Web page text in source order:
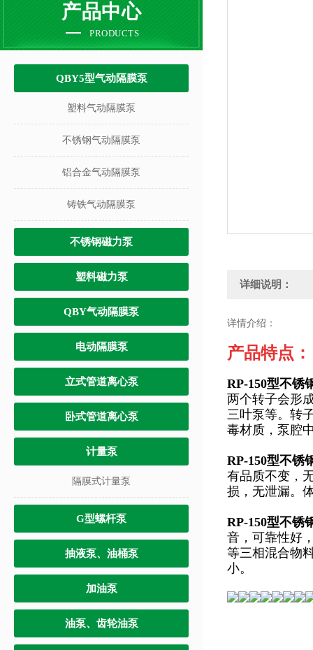
产品中心
PRODUCTS
QBY5型气动隔膜泵
塑料气动隔膜泵
不锈钢气动隔膜泵
铝合金气动隔膜泵
铸铁气动隔膜泵
不锈钢磁力泵
塑料磁力泵
QBY气动隔膜泵
电动隔膜泵
立式管道离心泵
卧式管道离心泵
计量泵
隔膜式计量泵
G型螺杆泵
抽液泵、油桶泵
加油泵
油泵、齿轮油泵
详细说明：
详情介绍：
产品特点：
RP-150型不锈
两个转子会形
三叶泵等。转
毒材质，泵腔
RP-150型不锈
有品质不变，
损，无泄漏。
RP-150型不锈
音，可靠性好
等三相混合物
小。